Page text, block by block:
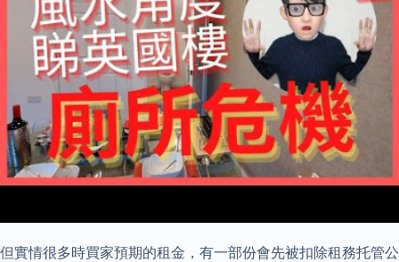
但實情很多時買家預期的租金，有一部份會先被扣除租務托管公